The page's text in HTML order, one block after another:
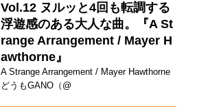
Vol.12 ヌルッと4回も転調する
浮遊感のある大人な曲。『A St
range Arrangement / Mayer H
awthorne』
A Strange Arrangement / Mayer Hawthorne
どうもGANO（@